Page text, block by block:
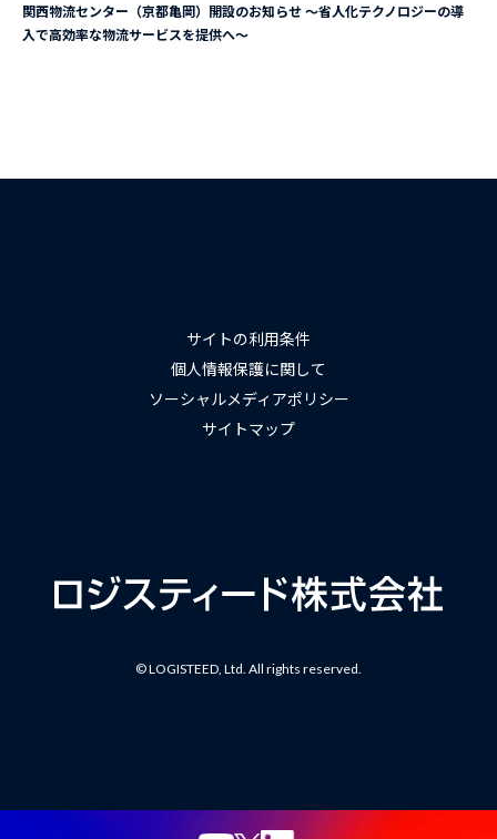
関西物流センター（京都亀岡）開設のお知らせ ～省人化テクノロジーの導
入で高効率な物流サービスを提供へ～
サイトの利用条件
個人情報保護に関して
ソーシャルメディアポリシー
サイトマップ
© LOGISTEED, Ltd. All rights reserved.